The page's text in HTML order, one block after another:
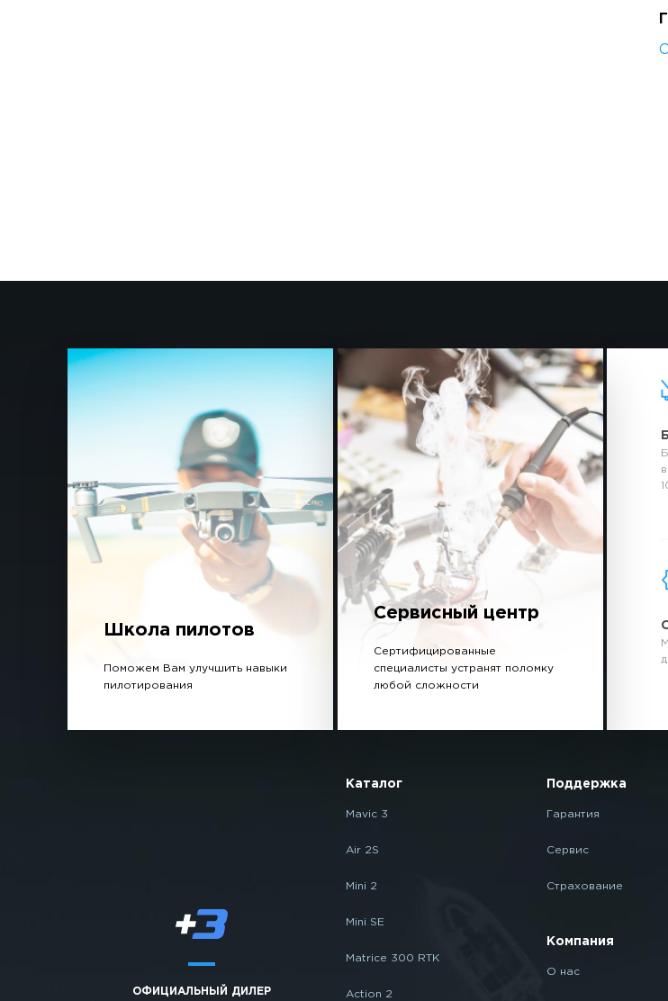
Школа пилотов
Поможем Вам улучшить навыки
пилотирования
Сервисный центр
Сертифицированные
специалисты устранят поломку
любой сложности
ОФИЦИАЛЬНЫЙ ДИЛЕР
Каталог
Mavic 3
Air 2S
Mini 2
Mini SE
Matrice 300 RTK
Action 2
Поддержка
Гарантия
Сервис
Страхование
Компания
О нас